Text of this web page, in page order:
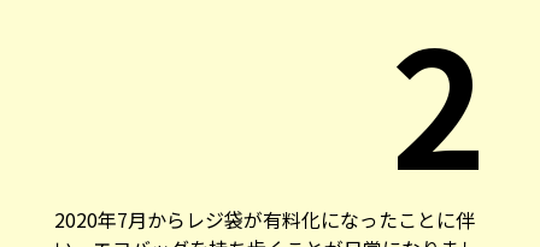
2
2020年7月からレジ袋が有料化になったことに伴